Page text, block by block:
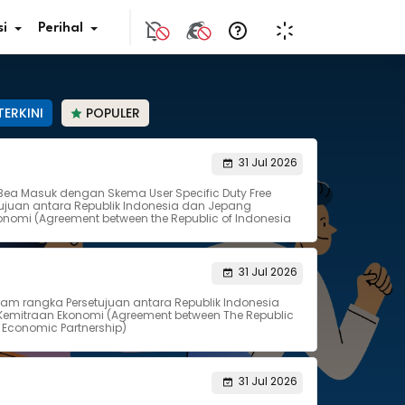
Bunga
Pajak
HKN
JDIH
Perihal
POPULER
31 Jul 2026
Masuk dengan Skema User Specific Duty Free
antara Republik Indonesia dan Jepang
(Agreement between the Republic of Indonesia
31 Jul 2026
rangka Persetujuan antara Republik Indonesia
Ekonomi (Agreement between The Republic
Partnership)
31 Jul 2026